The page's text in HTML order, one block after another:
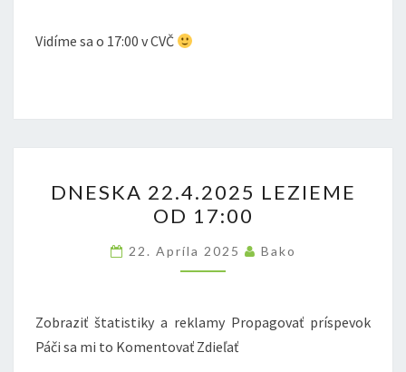
Vidíme sa o 17:00 v CVČ
22.4.2025
LEZIEME
OD
17:00
DNESKA 22.4.2025 LEZIEME
OD 17:00
22. Apríla 2025 Bako
Zobraziť štatistiky a reklamy Propagovať príspevok
Páči sa mi to Komentovať Zdieľať